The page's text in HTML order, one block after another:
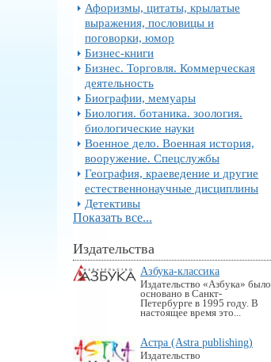
Афоризмы, цитаты, крылатые
выражения, пословицы и
поговорки, юмор
Бизнес-книги
Бизнес. Торговля. Коммерческая
деятельность
Биографии, мемуары
Биология. ботаника. зоология.
биологические науки
Военное дело. Военная история,
вооружение. Спецслужбы
География, краеведение и другие
естественнонаучные дисциплины
Детективы
Показать все...
Издательства
Азбука-классика
Издательство «Азбука» было
основано в Санкт-
Петербурге в 1995 году. В
настоящее время это...
Астра (Astra publishing)
Издательство